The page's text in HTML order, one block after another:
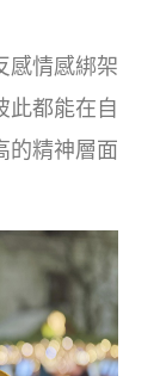
感情感綁架
此都能在自
的精神層面